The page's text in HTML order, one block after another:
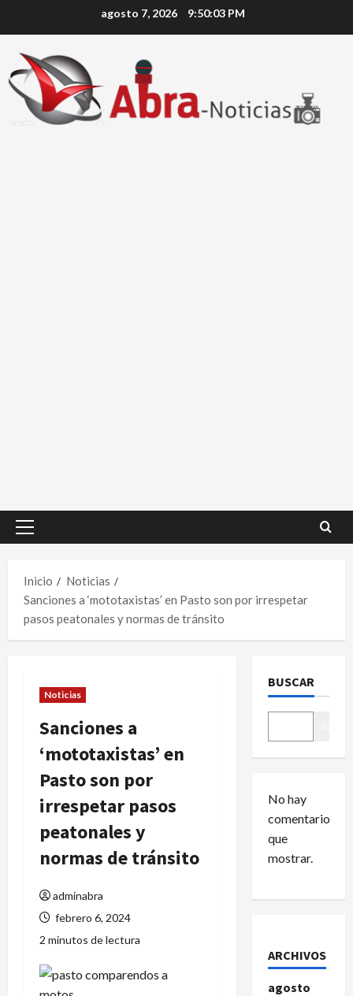
agosto 7, 2026 9:50:03 PM
Menú
Inicio
Noticias
Sanciones a ‘mototaxistas’ en Pasto son por irrespetar
pasos peatonales y normas de tránsito
Noticias
Sanciones a
‘mototaxistas’ en
Pasto son por
irrespetar pasos
peatonales y
normas de tránsito
adminabra
febrero 6, 2024
2 minutos de lectura
BUSCAR
No hay
comentarios
que
mostrar.
ARCHIVOS
agosto